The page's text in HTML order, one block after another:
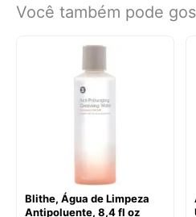
Você também pode
Blithe, Água de Limpeza
Antipoluente, 8,4 fl oz